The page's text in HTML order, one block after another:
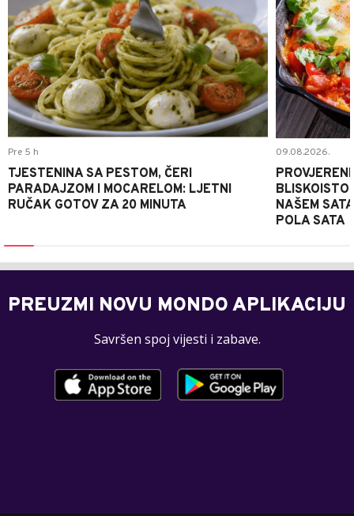
Pre 5 h
TJESTENINA SA PESTOM, ČERI
PARADAJZOM I MOCARELOM: LJETNI
RUČAK GOTOV ZA 20 MINUTA
09.08.2026.
NAŠEM
POLA SATA
PREUZMI NOVU MONDO APLIKACIJU
Savršen spoj vijesti i zabave.